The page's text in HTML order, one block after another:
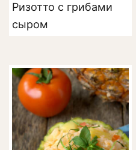
Ризотто с грибами
сыром